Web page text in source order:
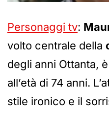
Personaggi tv:
volto centrale della
degli anni Ottanta,
all’età di 74 anni.
stile ironico e il